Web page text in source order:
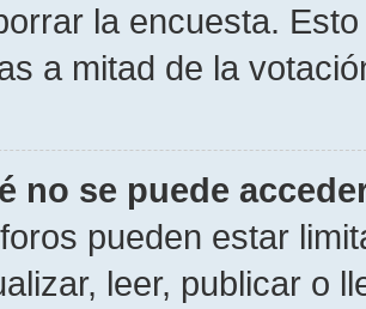
la encuesta.
a mitad de la
no se puede
pueden estar
leer, publicar o